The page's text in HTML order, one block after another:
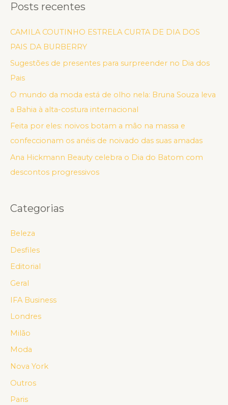
Posts recentes
CAMILA COUTINHO ESTRELA CURTA DE DIA DOS
PAIS DA BURBERRY
Sugestões de presentes para surpreender no Dia dos
Pais
O mundo da moda está de olho nela: Bruna Souza leva
a Bahia à alta-costura internacional
Feita por eles: noivos botam a mão na massa e
confeccionam os anéis de noivado das suas amadas
Ana Hickmann Beauty celebra o Dia do Batom com
descontos progressivos
Categorias
Beleza
Desfiles
Editorial
Geral
IFA Business
Londres
Milão
Moda
Nova York
Outros
Paris